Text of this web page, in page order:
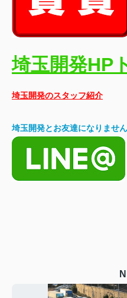
埼玉開発HP
埼玉開発のスタッフ紹介
埼玉開発とお友達になりませ